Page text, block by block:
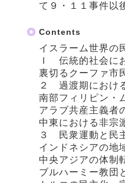
て９・１１事件以
Contents
イスラーム世界の
Ｉ 伝統的社会に
裏切るクーファ市
２ 過渡期におけ
南部フィリピン・
アラブ共産主義者
中東における非宗
３ 民衆運動と民
インドネシアの地
中央アジアの体制
ブルハーミー教団